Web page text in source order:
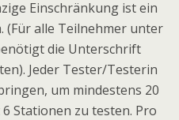
Einschränkung ist ein
(Für alle Teilnehmer unter
die Unterschrift
Jeder Tester/Testerin
um mindestens 20
Stationen zu testen. Pro